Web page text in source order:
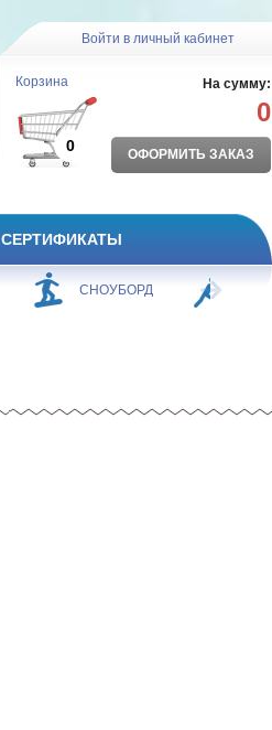
Войти в личный кабинет
Корзина
0
На сумму:
0
ОФОРМИТЬ ЗАКАЗ
СЕРТИФИКАТЫ
СНОУБОРД